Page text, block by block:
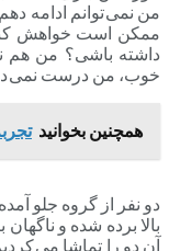
من نمی توانم ادامه
ممکن است خواهش کنم
داشته باشی؟ من هم
خوب، من درست نمی
همچنین بخوانید
دو نفر از گروه جلو
بالا برده شده و
آن دو را تماشا می